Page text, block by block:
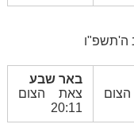
באר שבע
צאת הצום
20:11